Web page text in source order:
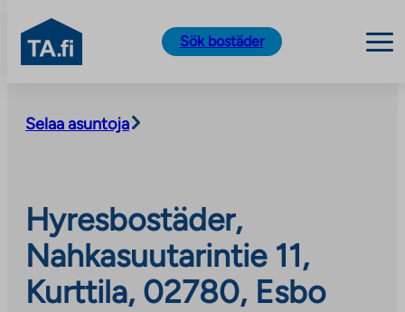
content
TA.fi
Sök bostäder
Selaa asuntoja
Hyresbostäder,
Nahkasuutarintie 11,
Kurttila, 02780, Esbo